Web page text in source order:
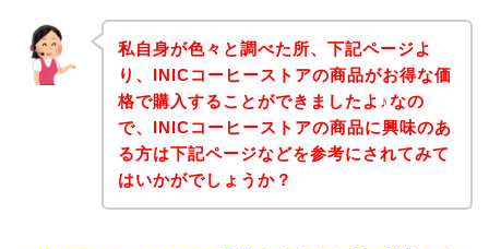
私自身が色々と調べた所、下記ページよ
り、INICコーヒーストアの商品がお得な価
格で購入することができましたよ♪なの
で、INICコーヒーストアの商品に興味のあ
る方は下記ページなどを参考にされてみて
はいかがでしょうか？